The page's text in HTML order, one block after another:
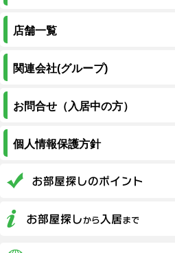
店舗一覧
関連会社(グループ)
お問合せ（入居中の方）
個人情報保護方針